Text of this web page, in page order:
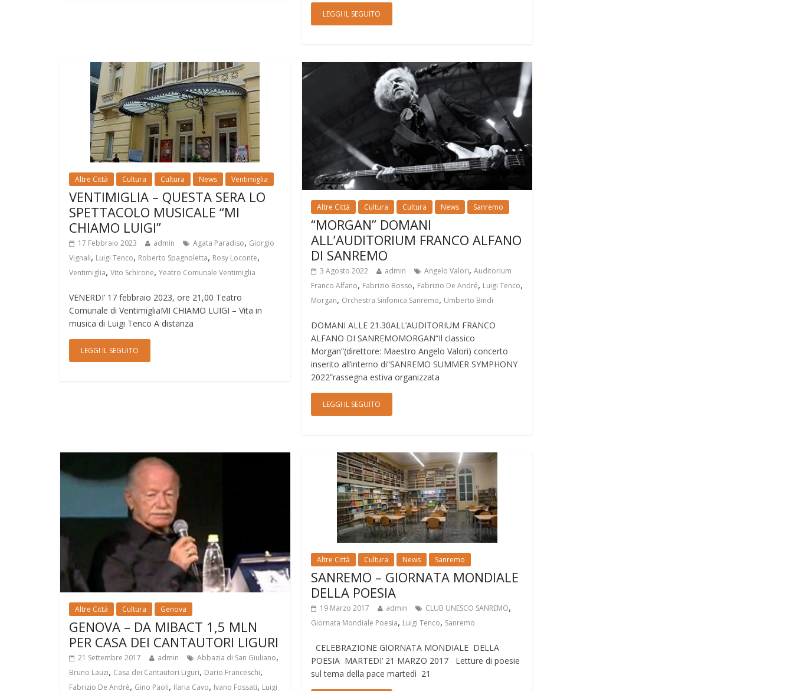
LEGGI IL SEGUITO
Altre Città Cultura Cultura News Ventimiglia
VENTIMIGLIA – QUESTA SERA LO
SPETTACOLO MUSICALE “MI
CHIAMO LUIGI”
17 Febbraio 2023 admin Agata Paradiso, Giorgio
Vignali, Luigi Tenco, Roberto Spagnoletta, Rosy Loconte,
Ventimiglia, Vito Schirone, Yeatro Comunale Ventimiglia
VENERDI’ 17 febbraio 2023, ore 21,00 Teatro
Comunale di VentimigliaMI CHIAMO LUIGI – Vita in
musica di Luigi Tenco A distanza
LEGGI IL SEGUITO
Altre Città Cultura Cultura News Sanremo
“MORGAN” DOMANI
ALL’AUDITORIUM FRANCO ALFANO
DI SANREMO
3 Agosto 2022 admin Angelo Valori,Auditorium
Franco Alfano, Fabrizio Bosso, Fabrizio De André, Luigi Tenco,
Morgan, Orchestra Sinfonica Sanremo, Umberto Bindi
DOMANI ALLE 21.30ALL’AUDITORIUM FRANCO
ALFANO DI SANREMOMORGAN“Il classico
Morgan”(direttore: Maestro Angelo Valori) concerto
inserito all’interno di“SANREMO SUMMER SYMPHONY
2022”rassegna estiva organizzata
LEGGI IL SEGUITO
Altre Città Cultura Genova
GENOVA – DA MIBACT 1,5 MLN
PER CASA DEI CANTAUTORI LIGURI
21 Settembre 2017 admin Abbazia di San Giuliano,
Bruno Lauzi, Casa dei Cantautori Liguri, Dario Franceschi,
Fabrizio De Andrè, Gino Paoli, Ilaria Cavo, Ivano Fossati, Luigi
Altre Città Cultura News Sanremo
SANREMO – GIORNATA MONDIALE
DELLA POESIA
19 Marzo 2017 admin CLUB UNESCO SANREMO,
Giornata Mondiale Poesia, Luigi Tenco, Sanremo
CELEBRAZIONE GIORNATA MONDIALE DELLA
POESIA MARTEDI’ 21 MARZO 2017 Letture di poesie
sul tema della pace martedì 21